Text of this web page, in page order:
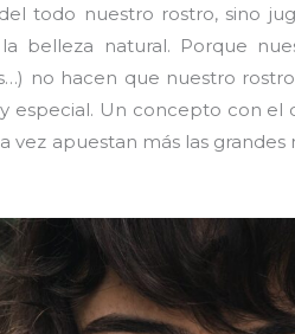
todo nuestro rostro, sino
belleza natural. Porque
no hacen que nuestro
especial. Un concepto con
vez apuestan más las